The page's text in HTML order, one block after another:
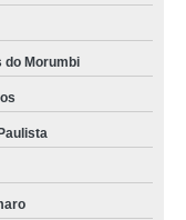
do Morumbi